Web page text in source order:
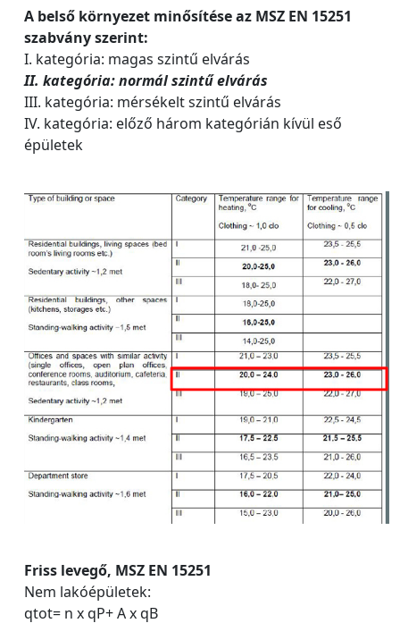
A belső környezet minősítése az MSZ EN 15251
szabvány szerint:
I. kategória: magas szintű elvárás
II. kategória: normál szintű elvárás
III. kategória: mérsékelt szintű elvárás
IV. kategória: előző három kategórián kívül eső
épületek
Friss levegő, MSZ EN 15251
Nem lakóépületek:
qtot= n x qP+ A x qB